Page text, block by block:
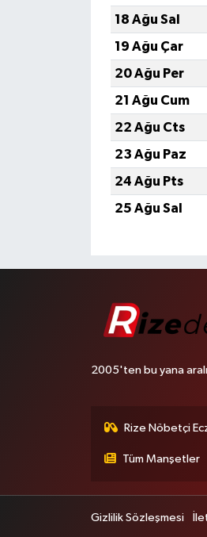
18 Ağu Sal
19 Ağu Çar
20 Ağu Per
21 Ağu Cum
22 Ağu Cts
23 Ağu Paz
24 Ağu Pts
25 Ağu Sal
2005'ten bu yana
Rize Nöbetçi
Tüm Manşetler
Gizlilik Sözleşmesi